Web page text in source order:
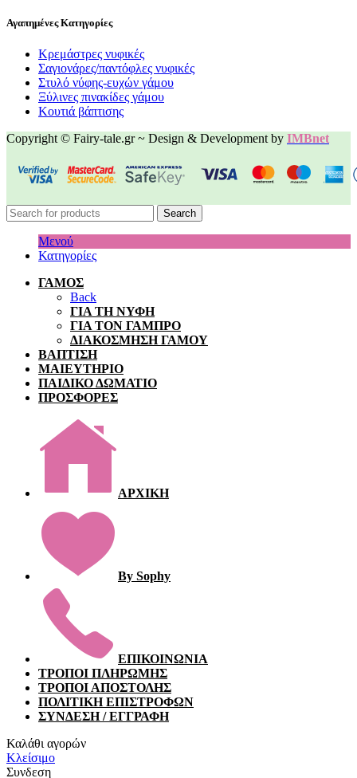
Αγαπημένες Κατηγορίες
Κρεμάστρες νυφικές
Σαγιονάρες/παντόφλες νυφικές
Στυλό νύφης-ευχών γάμου
Ξύλινες πινακίδες γάμου
Κουτιά βάπτισης
Copyright © Fairy-tale.gr ~ Design & Development by IMBnet
Search
Μενού
Κατηγορίες
ΓΑΜΟΣ
Back
ΓΙΑ ΤΗ ΝΥΦΗ
ΓΙΑ ΤΟΝ ΓΑΜΠΡΟ
ΔΙΑΚΟΣΜΗΣΗ ΓΑΜΟΥ
ΒΑΠΤΙΣΗ
ΜΑΙΕΥΤΗΡΙΟ
ΠΑΙΔΙΚΟ ΔΩΜΑΤΙΟ
ΠΡΟΣΦΟΡΕΣ
ΑΡΧΙΚΗ
By Sophy
ΕΠΙΚΟΙΝΩΝΙΑ
ΤΡΟΠΟΙ ΠΛΗΡΩΜΗΣ
ΤΡΟΠΟΙ ΑΠΟΣΤΟΛΗΣ
ΠΟΛΙΤΙΚΗ ΕΠΙΣΤΡΟΦΩΝ
ΣΥΝΔΕΣΗ / ΕΓΓΡΑΦΗ
Καλάθι αγορών
Κλείσιμο
Συνδεση